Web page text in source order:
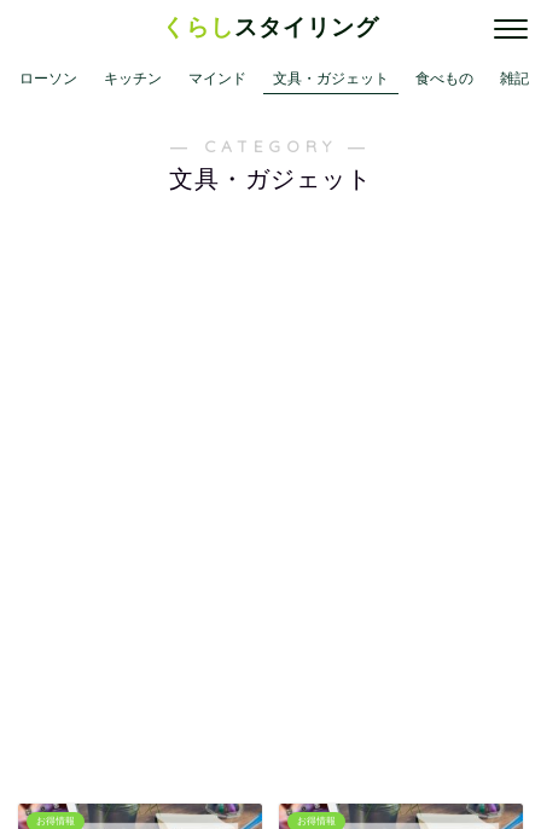
くらしスタイリング
ローソン キッチン マインド 文具・ガジェット 食べもの 雑記
― CATEGORY ―
文具・ガジェット
お得情報 お得情報